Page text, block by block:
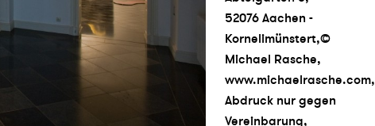
52076 Aachen -
Kornelimünstert,©
Michael Rasche,
www.michaelrasche.com,
Abdruck nur gegen
Vereinbarung,